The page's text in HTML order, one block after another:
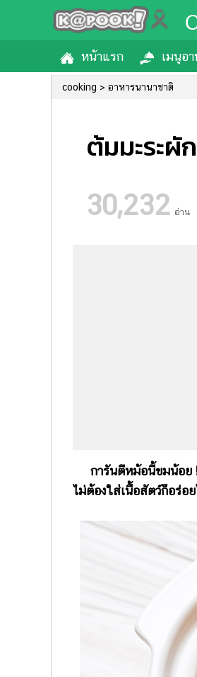
หน้าแรก เมนูอา
cooking อาหารนานาชาติ
ต้มมะระ
30,232 อ่าน
การันตีหม้อนี้ขมน้อย
ไม่ต้องใส่เนื้อสัตว์ก็อร่อ